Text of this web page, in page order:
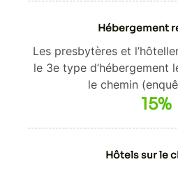
Hébergement
Les presbytères et
le 3e type d’hébergement
le chemin
15%
Hôtels sur le